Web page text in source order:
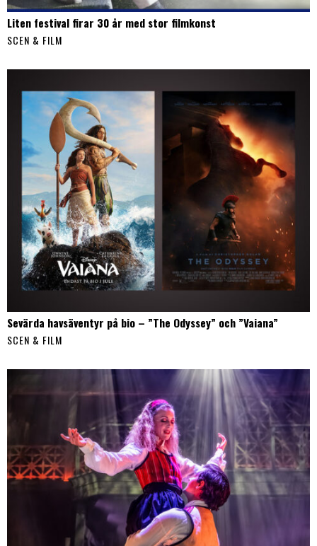
Liten festival firar 30 år med stor filmkonst
SCEN & FILM
Sevärda havsäventyr på bio – ”The Odyssey” och ”Vaiana”
SCEN & FILM